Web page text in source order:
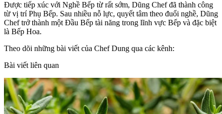
Được tiếp xúc với Nghề Bếp từ rất sớm, Dũng Chef đã thành công
từ vị trí Phụ Bếp. Sau nhiều nỗ lực, quyết tâm theo đuổi nghề, Dũng
Chef trở thành một Đầu Bếp tài năng trong lĩnh vực Bếp và đặc biệt
là Bếp Hoa.
Theo dõi những bài viết của Chef Dung qua các kênh:
Bài viết liên quan